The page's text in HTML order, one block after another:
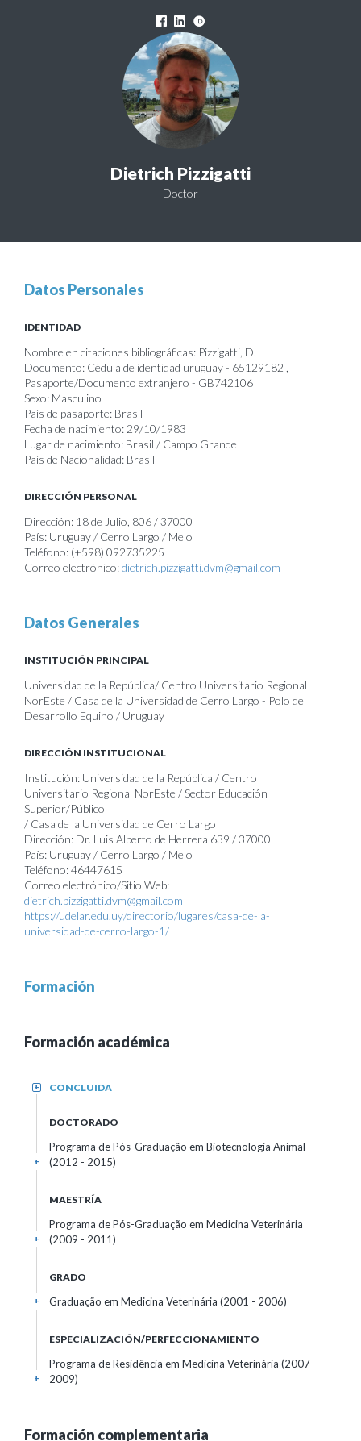
Dietrich Pizzigatti
Doctor
Datos Personales
IDENTIDAD
Nombre en citaciones bibliográficas: Pizzigatti, D.
Documento: Cédula de identidad uruguay - 65129182 ,
Pasaporte/Documento extranjero - GB742106
Sexo: Masculino
País de pasaporte: Brasil
Fecha de nacimiento: 29/10/1983
Lugar de nacimiento: Brasil / Campo Grande
País de Nacionalidad: Brasil
DIRECCIÓN PERSONAL
Dirección: 18 de Julio, 806 / 37000
País: Uruguay / Cerro Largo / Melo
Teléfono: (+598) 092735225
Correo electrónico:dietrich.pizzigatti.dvm@gmail.com
Datos Generales
INSTITUCIÓN PRINCIPAL
Universidad de la República/ Centro Universitario Regional
NorEste / Casa de la Universidad de Cerro Largo - Polo de
Desarrollo Equino / Uruguay
DIRECCIÓN INSTITUCIONAL
Institución: Universidad de la República / Centro
Universitario Regional NorEste / Sector Educación
Superior/Público
/ Casa de la Universidad de Cerro Largo
Dirección: Dr. Luis Alberto de Herrera 639 / 37000
País: Uruguay / Cerro Largo / Melo
Teléfono: 46447615
Correo electrónico/Sitio Web:
dietrich.pizzigatti.dvm@gmail.com
https://udelar.edu.uy/directorio/lugares/casa-de-la-
universidad-de-cerro-largo-1/
Formación
Formación académica
CONCLUIDA
+
DOCTORADO
Programa de Pós-Graduação em Biotecnologia Animal
(2012 - 2015)
+
MAESTRÍA
Programa de Pós-Graduação em Medicina Veterinária
(2009 - 2011)
+
GRADO
Graduação em Medicina Veterinária (2001 - 2006)
+
ESPECIALIZACIÓN/PERFECCIONAMIENTO
Programa de Residência em Medicina Veterinária (2007 -
2009)
+
Formación complementaria